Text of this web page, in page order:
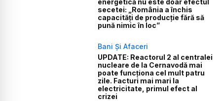
secetei: „România a închis
capacități de producție fără să
pună nimic în loc”
Bani Și Afaceri
UPDATE: Reactorul 2 al centralei
nucleare de la Cernavodă mai
poate funcționa cel mult patru
zile. Facturi mai mari la
electricitate, primul efect al
crizei